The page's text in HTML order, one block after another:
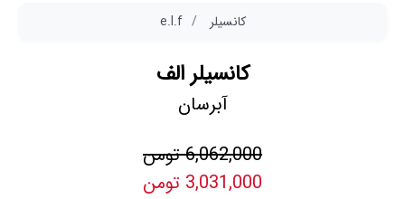
کانسیلر e.l.f
کانسیلر الف
آبرسان
6,062,000 تومن
3,031,000 تومن